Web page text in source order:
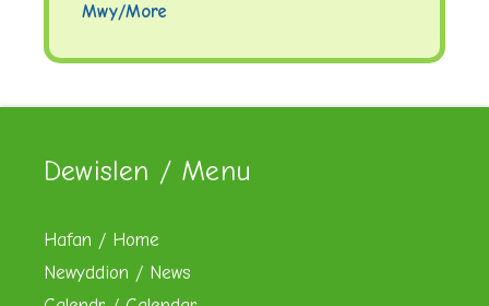
Mwy/More
Dewislen / Menu
Hafan / Home
Newyddion / News